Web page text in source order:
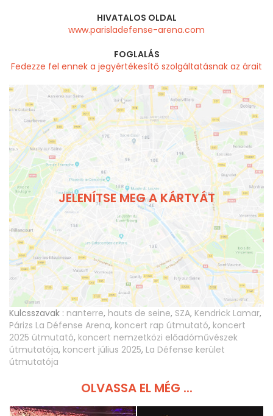
HIVATALOS OLDAL
www.parisladefense-arena.com
FOGLALÁS
Fedezze fel ennek a jegyértékesítő szolgáltatásnak az árait
JELENÍTSE MEG A KÁRTYÁT
Kulcsszavak : nanterre, hauts de seine, SZA, Kendrick Lamar,
Párizs La Défense Arena, koncert rap útmutató, koncert
2025 útmutató, koncert nemzetközi előadóművészek
útmutatója, koncert július 2025, La Défense kerület
útmutatója
OLVASSA EL MÉG ...